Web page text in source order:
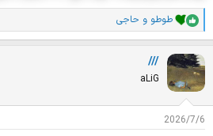
ا
م
ی
ا
ز
ت
:
طوطو و حاجی
///
aLiG
2026/7/6